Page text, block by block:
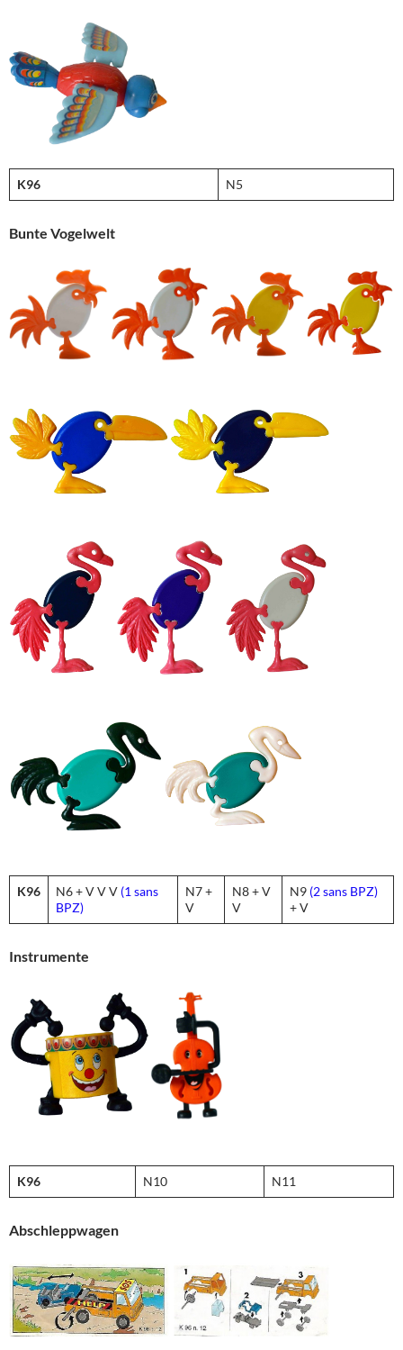
K96 N5
Bunte Vogelwelt
K96 N6 + V V V (1 sans
BPZ)
N7 +
V
N8 + V
V
N9 (2 sans BPZ)
+ V
Instrumente
K96 N10 N11
Abschleppwagen